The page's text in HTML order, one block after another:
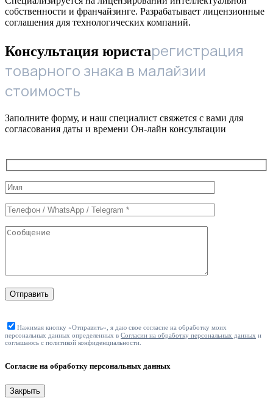
собственности и франчайзинге. Разрабатывает лицензионные
соглашения для технологических компаний.
Консультация юристарегистрация
товарного знака в малайзии
стоимость
Заполните форму, и наш специалист свяжется с вами для
согласования даты и времени Он-лайн консультации
Служебные
поля
формы
Отправить
Нажимая кнопку «Отправить», я даю свое согласие на обработку моих
персональных данных определенных в Согласии на обработку персональных данных и
соглашаюсь с политикой конфиденциальности.
Согласие на обработку персональных данных
Закрыть